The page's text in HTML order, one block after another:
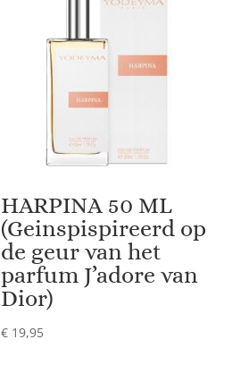
HARPINA 50 ML
(Geinspispireerd op
de geur van het
parfum J’adore van
Dior)
€ 19,95